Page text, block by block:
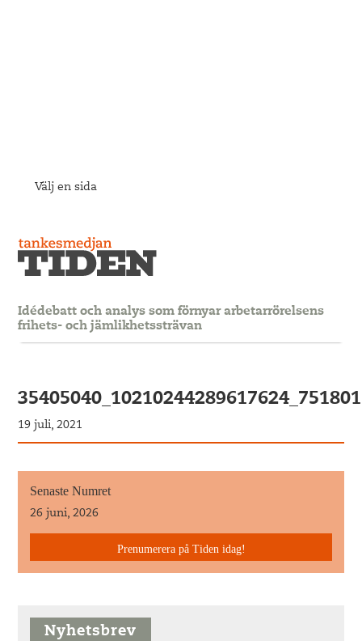
Välj en sida
Idédebatt och analys som förnyar arbetarrörelsens
frihets- och jämlikhetssträvan
19 juli, 2021
Senaste Numret
26 juni, 2026
Prenumerera på Tiden idag!
Nyhetsbrev